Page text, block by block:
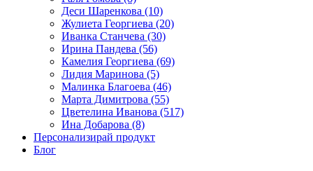
Деси Шаренкова (10)
Жулиета Георгиева (20)
Иванка Станчева (30)
Ирина Пандева (56)
Камелия Георгиева (69)
Лидия Маринова (5)
Малинка Благоева (46)
Марта Димитрова (55)
Цветелина Иванова (517)
Ина Добарова (8)
Персонализирай продукт
Блог